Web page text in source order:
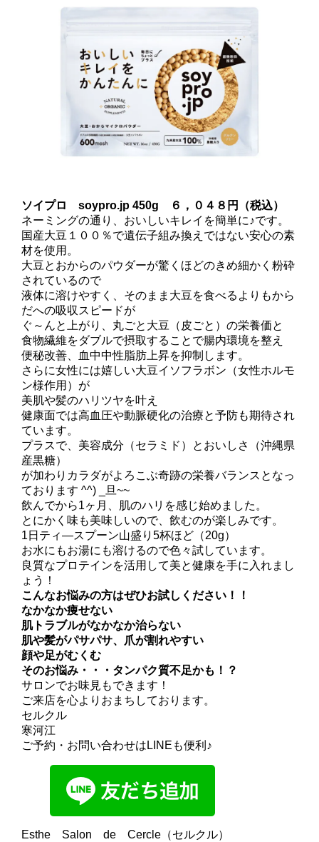
ソイプロ soypro.jp 450g ６，０４８円（税込）
ネーミングの通り、おいしいキレイを簡単に♪です。
国産大豆１００％で遺伝子組み換えではない安心の素
材を使用。
大豆とおからのパウダーが驚くほどのきめ細かく粉砕
されているので
液体に溶けやすく、そのまま大豆を食べるよりもから
だへの吸収スピードが
ぐ～んと上がり、丸ごと大豆（皮ごと）の栄養価と
食物繊維をダブルで摂取することで腸内環境を整え
便秘改善、血中中性脂肪上昇を抑制します。
さらに女性には嬉しい大豆イソフラボン（女性ホルモ
ン様作用）が
美肌や髪のハリツヤを叶え
健康面では高血圧や動脈硬化の治療と予防も期待され
ています。
プラスで、美容成分（セラミド）とおいしさ（沖縄県
産黒糖）
が加わりカラダがよろこぶ奇跡の栄養バランスとなっ
ております ^^) _旦~~
飲んでから1ヶ月、肌のハリを感じ始めました。
とにかく味も美味しいので、飲むのが楽しみです。
1日ティ―スプーン山盛り5杯ほど（20g）
お水にもお湯にも溶けるので色々試しています。
良質なプロテインを活用して美と健康を手に入れまし
ょう！
こんなお悩みの方はぜひお試しください！！
なかなか痩せない
肌トラブルがなかなか治らない
肌や髪がパサパサ、爪が割れやすい
顔や足がむくむ
そのお悩み・・・タンパク質不足かも！？
サロンでお味見もできます！
ご来店を心よりおまちしております。
セルクル
寒河江
ご予約・お問い合わせはLINEも便利♪
Esthe Salon de Cercle（セルクル）